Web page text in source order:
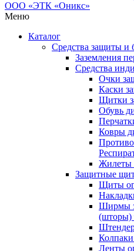
Меню
Каталог
Средства защиты и
Заземления
Средства
Очки
Каски
Щитки
Обувь
Ковры
Жилеты
Защитные
Щиты
Ширмы
(шторы)
Ленты